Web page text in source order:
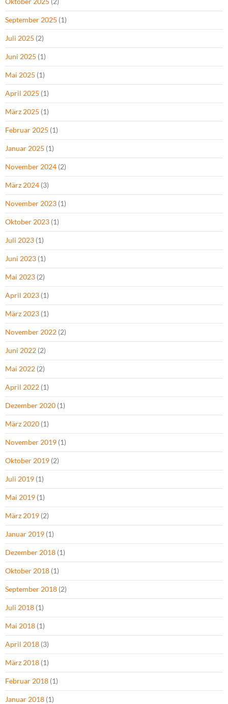
September 2025 (1)
Juli 2025 (2)
Juni 2025 (1)
Mai 2025 (1)
April 2025 (1)
März 2025 (1)
Februar 2025 (1)
Januar 2025 (1)
November 2024 (2)
März 2024 (3)
November 2023 (1)
Oktober 2023 (1)
Juli 2023 (1)
Juni 2023 (1)
Mai 2023 (2)
April 2023 (1)
März 2023 (1)
November 2022 (2)
Juni 2022 (2)
Mai 2022 (2)
April 2022 (1)
Dezember 2020 (1)
März 2020 (1)
November 2019 (1)
Oktober 2019 (2)
Juli 2019 (1)
Mai 2019 (1)
März 2019 (2)
Januar 2019 (1)
Dezember 2018 (1)
Oktober 2018 (1)
September 2018 (2)
Juli 2018 (1)
Mai 2018 (1)
April 2018 (3)
März 2018 (1)
Februar 2018 (1)
Januar 2018 (1)